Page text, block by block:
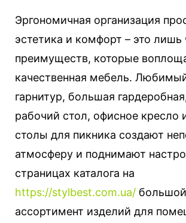
Эргономичная организация
эстетика и комфорт – это лишь
преимуществ, которые
качественная мебель.
гарнитур, большая
рабочий стол, офисное кресло
столы для пикника создают
атмосферу и поднимают
страницах каталога на
https://stylbest.com.ua/ большой
ассортимент изделий для